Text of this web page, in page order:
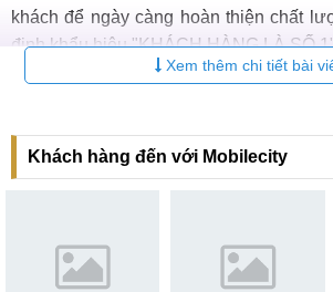
khách để ngày càng hoàn thiện chất
định khẩu hiệu "KHÁCH HÀNG LÀ SỐ
Xem thêm chi tiết bài
Khách hàng đến với Mobilecity